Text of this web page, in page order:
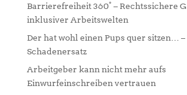
Barrierefreiheit 360° – Rechtssichere
inklusiver Arbeitswelten
Der hat wohl einen Pups quer sitzen… –
Schadenersatz
Arbeitgeber kann nicht mehr aufs
Einwurfeinschreiben vertrauen